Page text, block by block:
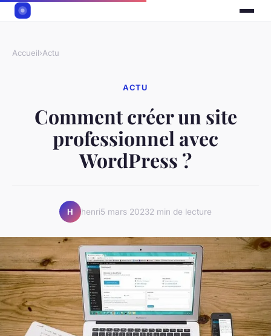
Accueil›Actu
ACTU
Comment créer un site
professionnel avec
WordPress ?
H henri5 mars 20232 min de lecture